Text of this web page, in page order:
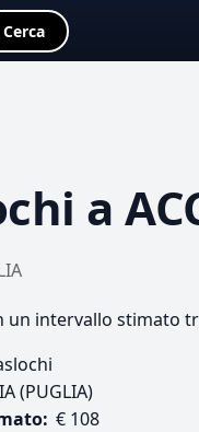
Cerca
a
un intervallo stimato
(PUGLIA)
€ 108